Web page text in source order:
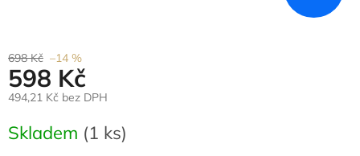
698 Kč –14 %
598 Kč
494,21 Kč bez DPH
cena:
Skladem (1 ks)